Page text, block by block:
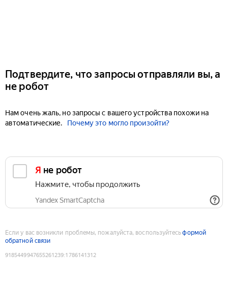
Подтвердите, что запросы отправляли вы, а
не робот
Нам очень жаль, но запросы с вашего устройства похожи на
автоматические.
Почему это могло произойти?
Я не робот
Нажмите, чтобы продолжить
Yandex SmartCaptcha
Если у вас возникли проблемы, пожалуйста, воспользуйтесьформой
обратной связи
9185449947655261239:1786141312